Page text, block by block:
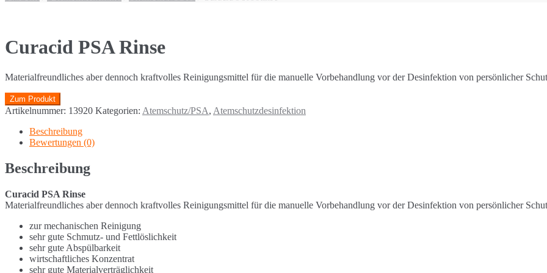
Curacid PSA Rinse
Materialfreundliches aber dennoch kraftvolles Reinigungsmittel für die manuelle Vorbehandlung vor der Desinfektion von persönlicher
Zum Produkt
Artikelnummer: 13920 Kategorien: Atemschutz/PSA, Atemschutzdesinfektion
Beschreibung
Bewertungen (0)
Beschreibung
Curacid PSA Rinse
Materialfreundliches aber dennoch kraftvolles Reinigungsmittel für die manuelle Vorbehandlung vor der Desinfektion von persönlicher
zur mechanischen Reinigung
sehr gute Schmutz- und Fettlöslichkeit
sehr gute Abspülbarkeit
wirtschaftliches Konzentrat
sehr gute Materialverträglichkeit